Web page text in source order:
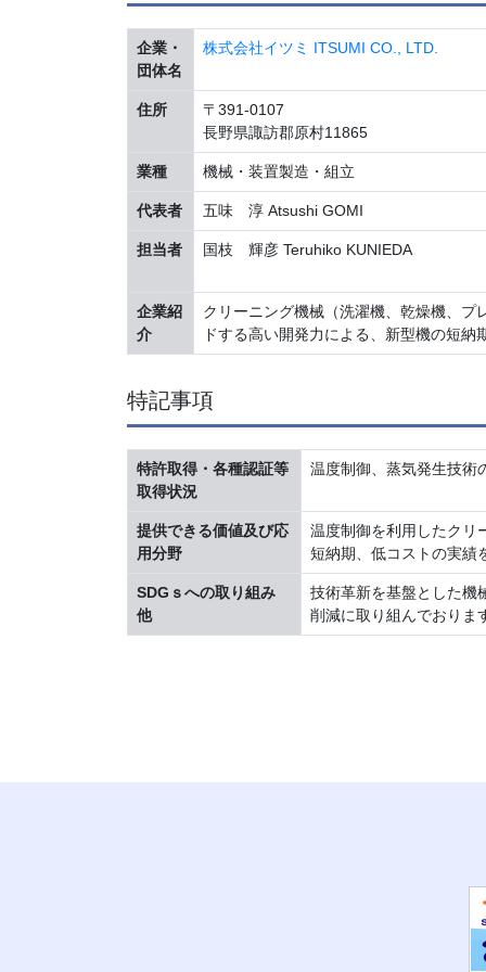
企業・
団体名
株式会社イツミ ITSUMI CO., LTD.
住所
〒391-0107
長野県諏訪郡原村11865
業種 機械・装置製造・組立
代表者 五味 淳 Atsushi GOMI
担当者 国枝 輝彦 Teruhiko KUNIEDA
企業紹
介
クリーニング機械（洗濯機、乾燥機、
ドする高い開発力による、新型機の短
特記事項
特許取得・各種認証等
取得状況
温度制御、蒸気発生技
提供できる価値及び応
用分野
温度制御を利用したクリ
短納期、低コストの実績
SDGｓへの取り組み
他
技術革新を基盤とした機
削減に取り組んでおりま